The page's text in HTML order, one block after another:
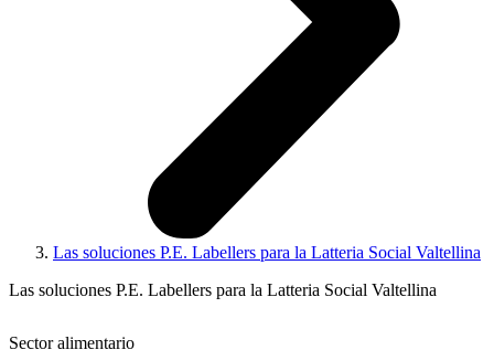
Las soluciones P.E. Labellers para la Latteria Social Valtellina
Las soluciones P.E. Labellers para la Latteria Social Valtellina
Sector alimentario